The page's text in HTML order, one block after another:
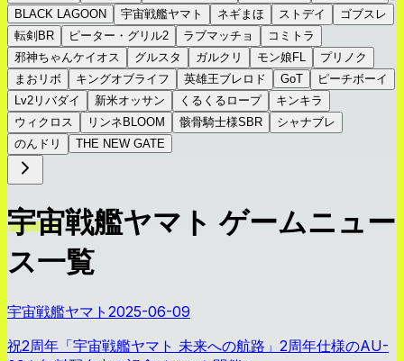
BLACK LAGOON
宇宙戦艦ヤマト ネギまほ ストデイ
ゴブスレ
転剣BR
ピーター・グリル2 ラブマッチョ
コミトラ
邪神ちゃんケイオス
グルスタ ガルクリ モン娘FL
プリノク
まおリボ
キングオブライフ 英雄王ブレロド GoT
ピーチボーイ
Lv2リバダイ
新米オッサン くるくるロープ
キンキラ
ウィクロス
リンネBLOOM 骸骨騎士様SBR
シャナブレ
のんドリ
THE NEW GATE
宇宙戦艦ヤマト ゲームニュー
ス一覧
宇宙戦艦ヤマト 2025-06-09
祝2周年「宇宙戦艦ヤマト 未来への航路」2周年仕様のAU-